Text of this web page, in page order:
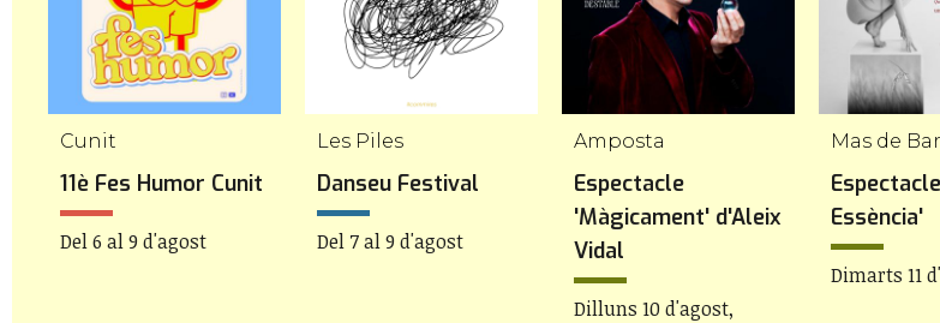
Cunit
11è Fes Humor Cunit
Del 6 al 9 d'agost
Les Piles
Danseu Festival
Del 7 al 9 d'agost
Amposta
Espectacle
'Màgicament' d'Aleix
Vidal
Dilluns 10 d'agost,
Mas de
Essència'
Dimarts 11